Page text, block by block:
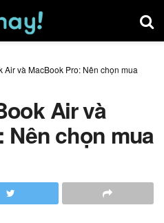
Air và MacBook Pro: Nên chọn mua
Air và
Nên chọn mua